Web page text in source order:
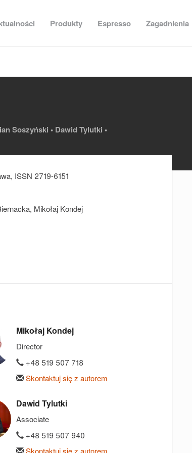
Produkty Espresso Zagadnienia
Soszyński • Dawid Tylutki •
ISSN 2719-6151
Mikołaj Kondej
Mikołaj Kondej
Director
+48 519 507 718
Skontaktuj się z autorem
Dawid Tylutki
Associate
+48 519 507 940
Skontaktuj się z autorem